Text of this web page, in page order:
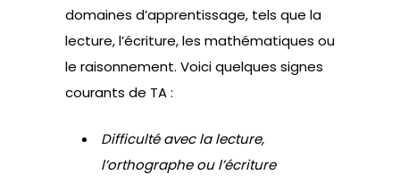
domaines d’apprentissage, tels que la
lecture, l’écriture, les mathématiques ou
le raisonnement. Voici quelques signes
courants de TA :
Difficulté avec la lecture,
l’orthographe ou l’écriture